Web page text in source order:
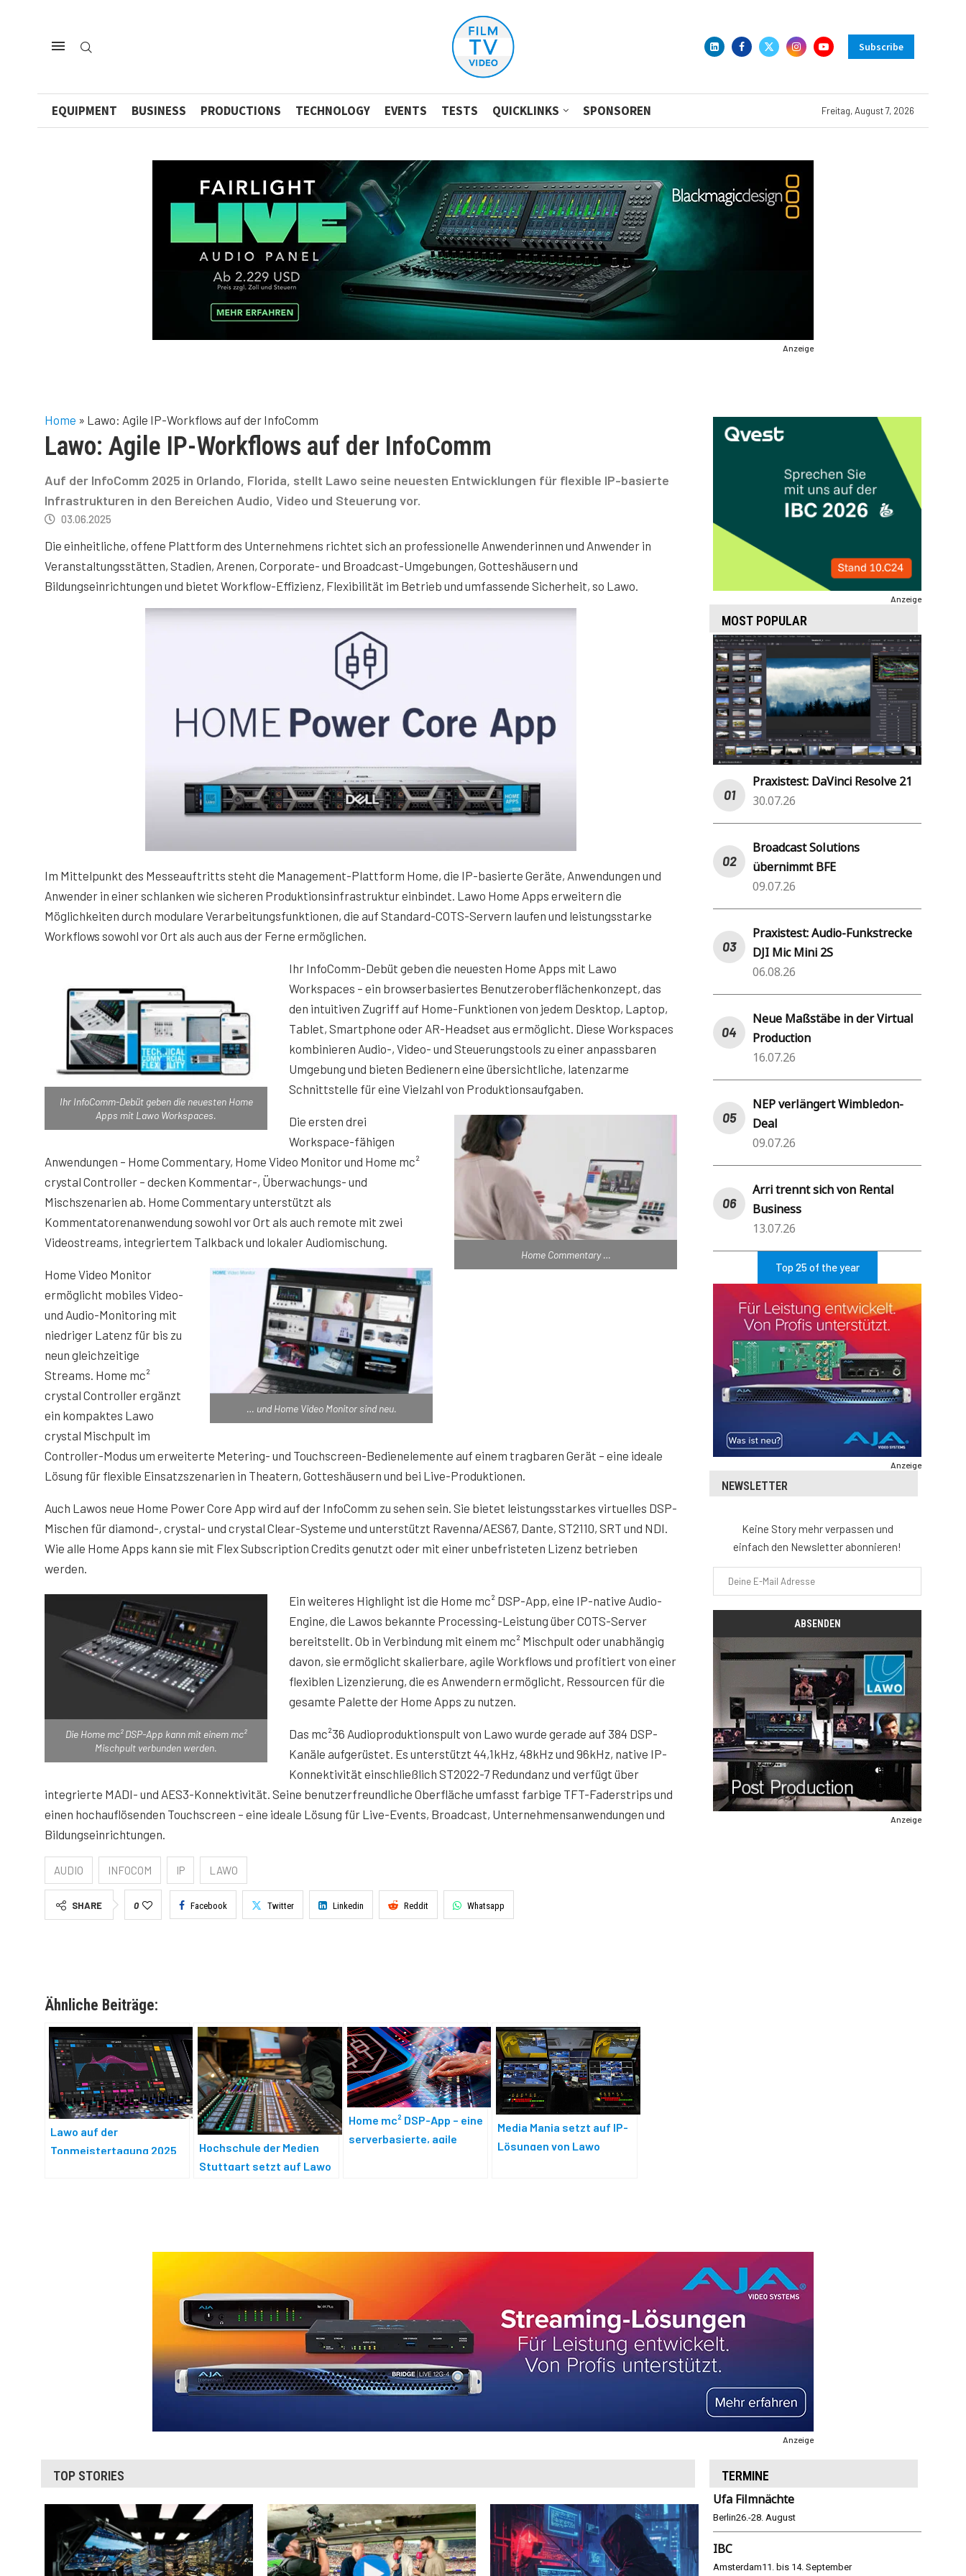
Subscribe
EQUIPMENT BUSINESS PRODUCTIONS TECHNOLOGY EVENTS TESTS QUICKLINKS SPONSOREN Freitag, August 7, 2026
Anzeige
Home » Lawo: Agile IP-Workflows auf der InfoComm
Lawo: Agile IP-Workflows auf der InfoComm
Auf der InfoComm 2025 in Orlando, Florida, stellt Lawo seine neuesten Entwicklungen für flexible IP-basierte
Infrastrukturen in den Bereichen Audio, Video und Steuerung vor.
03.06.2025
Die einheitliche, offene Plattform des Unternehmens richtet sich an professionelle Anwenderinnen und Anwender in
Veranstaltungsstätten, Stadien, Arenen, Corporate- und Broadcast-Umgebungen, Gotteshäusern und
Bildungseinrichtungen und bietet Workflow-Effizienz, Flexibilität im Betrieb und umfassende Sicherheit, so Lawo.
Im Mittelpunkt des Messeauftritts steht die Management-Plattform Home, die IP-basierte Geräte, Anwendungen und
Anwender in einer schlanken wie sicheren Produktionsinfrastruktur einbindet. Lawo Home Apps erweitern die
Möglichkeiten durch modulare Verarbeitungsfunktionen, die auf Standard-COTS-Servern laufen und leistungsstarke
Workflows sowohl vor Ort als auch aus der Ferne ermöglichen.
Ihr InfoComm-Debüt geben die neuesten Home
Apps mit Lawo Workspaces.
Ihr InfoComm-Debüt geben die neuesten Home Apps mit Lawo
Workspaces – ein browserbasiertes Benutzeroberflächenkonzept, das
den intuitiven Zugriff auf Home-Funktionen von jedem Desktop, Laptop,
Tablet, Smartphone oder AR-Headset aus ermöglicht. Diese Workspaces
kombinieren Audio-, Video- und Steuerungstools zu einer anpassbaren
Umgebung und bieten Bedienern eine übersichtliche, latenzarme
Schnittstelle für eine Vielzahl von Produktionsaufgaben.
Home Commentary …
Die ersten drei
Workspace-fähigen
Anwendungen – Home Commentary, Home Video Monitor und Home mc²
crystal Controller – decken Kommentar-, Überwachungs- und
Mischszenarien ab. Home Commentary unterstützt als
Kommentatorenanwendung sowohl vor Ort als auch remote mit zwei
Videostreams, integriertem Talkback und lokaler Audiomischung.
… und Home Video Monitor sind neu.
Home Video Monitor
ermöglicht mobiles Video-
und Audio-Monitoring mit
niedriger Latenz für bis zu
neun gleichzeitige
Streams. Home mc²
crystal Controller ergänzt
ein kompaktes Lawo
crystal Mischpult im
Controller-Modus um erweiterte Metering- und Touchscreen-Bedienelemente auf einem tragbaren Gerät – eine ideale
Lösung für flexible Einsatzszenarien in Theatern, Gotteshäusern und bei Live-Produktionen.
Auch Lawos neue Home Power Core App wird auf der InfoComm zu sehen sein. Sie bietet leistungsstarkes virtuelles DSP-
Mischen für diamond-, crystal- und crystal Clear-Systeme und unterstützt Ravenna/AES67, Dante, ST2110, SRT und NDI.
Wie alle Home Apps kann sie mit Flex Subscription Credits genutzt oder mit einer unbefristeten Lizenz betrieben
werden.
Die Home mc² DSP-App kann mit einem mc²
Mischpult verbunden werden.
Ein weiteres Highlight ist die Home mc² DSP-App, eine IP-native Audio-
Engine, die Lawos bekannte Processing-Leistung über COTS-Server
bereitstellt. Ob in Verbindung mit einem mc² Mischpult oder unabhängig
davon, sie ermöglicht skalierbare, agile Workflows und profitiert von einer
flexiblen Lizenzierung, die es Anwendern ermöglicht, Ressourcen für die
gesamte Palette der Home Apps zu nutzen.
Das mc²36 Audioproduktionspult von Lawo wurde gerade auf 384 DSP-
Kanäle aufgerüstet. Es unterstützt 44,1kHz, 48kHz und 96kHz, native IP-
Konnektivität einschließlich ST2022-7 Redundanz und verfügt über
integrierte MADI- und AES3-Konnektivität. Seine benutzerfreundliche Oberfläche umfasst farbige TFT-Faderstrips und
einen hochauflösenden Touchscreen – eine ideale Lösung für Live-Events, Broadcast, Unternehmensanwendungen und
Bildungseinrichtungen.
AUDIO INFOCOM IP LAWO
SHARE 0 Facebook Twitter Linkedin Reddit Whatsapp
Ähnliche Beiträge:
Lawo auf der
Tonmeistertagung 2025
Hochschule der Medien
Stuttgart setzt auf Lawo
Home mc² DSP-App – eine
serverbasierte, agile
Media Mania setzt auf IP-
Lösungen von Lawo
Anzeige
MOST POPULAR
Praxistest: DaVinci Resolve 21
30.07.26
Broadcast Solutions
übernimmt BFE
09.07.26
Praxistest: Audio-Funkstrecke
DJI Mic Mini 2S
06.08.26
Neue Maßstäbe in der Virtual
Production
16.07.26
NEP verlängert Wimbledon-
Deal
09.07.26
Arri trennt sich von Rental
Business
13.07.26
Top 25 of the year
Anzeige
NEWSLETTER
Keine Story mehr verpassen und
einfach den Newsletter abonnieren!
Anzeige
Anzeige
TOP STORIES TERMINE
Ufa Filmnächte
Berlin26.-28. August
IBC
Amsterdam11. bis 14. September